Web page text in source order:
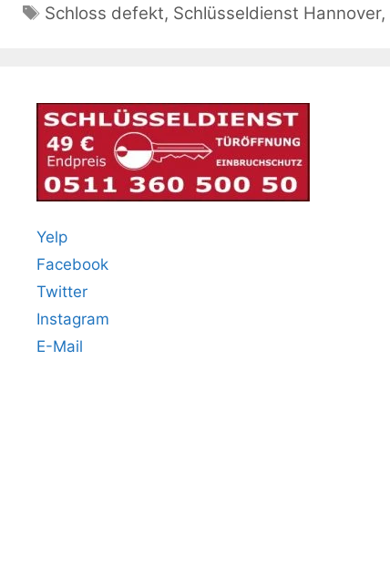
Schlagwörter
Schloss defekt, Schlüsseldienst Hannover,
Yelp
Facebook
Twitter
Instagram
E-Mail